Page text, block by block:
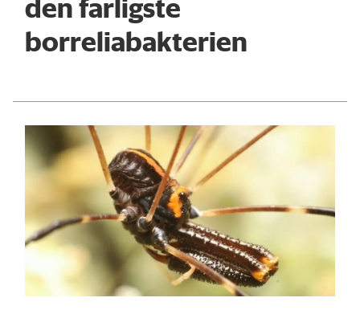
den farligste
borreliabakterien